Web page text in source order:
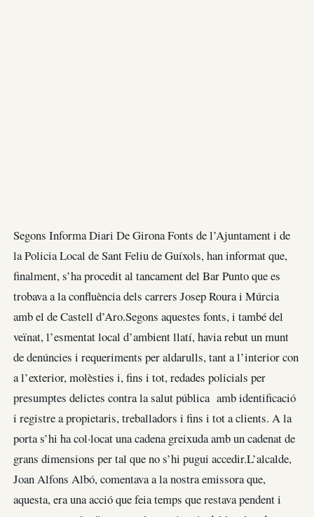
Segons Informa Diari De Girona Fonts de l’Ajuntament i de
la Policia Local de Sant Feliu de Guíxols, han informat que,
finalment, s’ha procedit al tancament del Bar Punto que es
trobava a la confluència dels carrers Josep Roura i Múrcia
amb el de Castell d’Aro.Segons aquestes fonts, i també del
veïnat, l’esmentat local d’ambient llatí, havia rebut un munt
de denúncies i requeriments per aldarulls, tant a l’interior con
a l’exterior, molèsties i, fins i tot, redades policials per
presumptes delictes contra la salut pública amb identificació
i registre a propietaris, treballadors i fins i tot a clients. A la
porta s’hi ha col·locat una cadena greixuda amb un cadenat de
grans dimensions per tal que no s’hi pugui accedir.L’alcalde,
Joan Alfons Albó, comentava a la nostra emissora que,
aquesta, era una acció que feia temps que restava pendent i